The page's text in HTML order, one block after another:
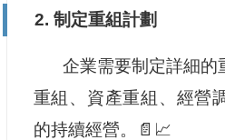
2. 制定重組計劃
企業需要制定詳細的
重組、資產重組、經營
的持續經營。📄📈